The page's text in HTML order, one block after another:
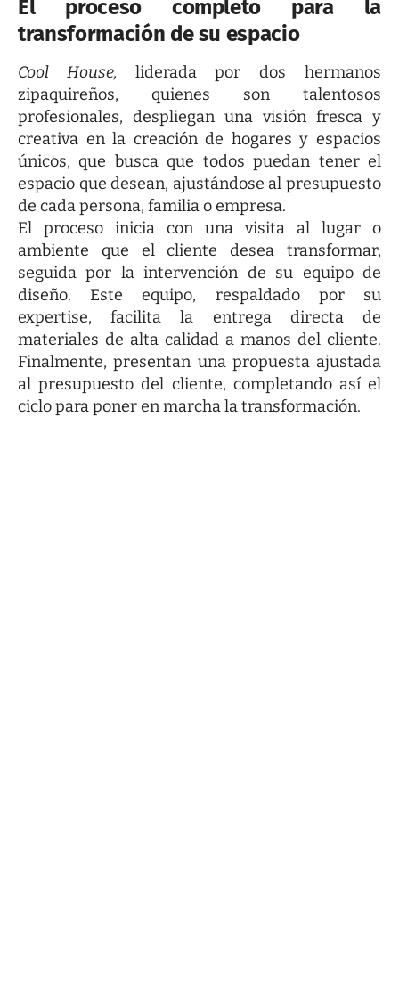
El proceso completo para la
transformación de su espacio
Cool House, liderada por dos hermanos
zipaquireños, quienes son talentosos
profesionales, despliegan una visión fresca y
creativa en la creación de hogares y espacios
únicos, que busca que todos puedan tener el
espacio que desean, ajustándose al presupuesto
de cada persona, familia o empresa.
El proceso inicia con una visita al lugar o
ambiente que el cliente desea transformar,
seguida por la intervención de su equipo de
diseño. Este equipo, respaldado por su
expertise, facilita la entrega directa de
materiales de alta calidad a manos del cliente.
Finalmente, presentan una propuesta ajustada
al presupuesto del cliente, completando así el
ciclo para poner en marcha la transformación.